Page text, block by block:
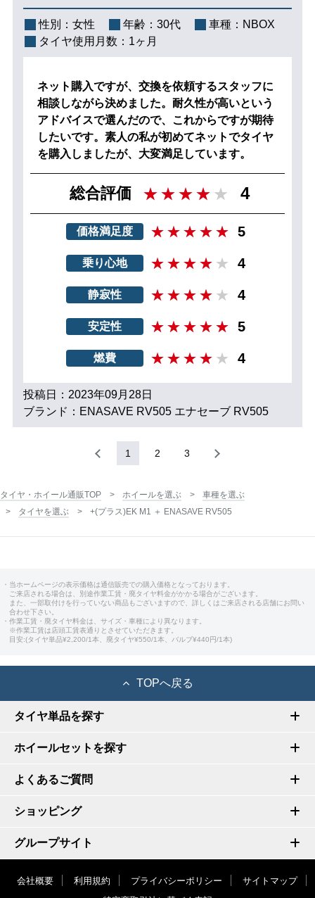
性別： 女性 年齢： 30代 車種： NBOX
タイヤ使用月数： 1ヶ月
ネット購入ですが、交換を依頼するスタッフに
相談しながら決めました。耐久性が高いという
アドバイスで選んだので、これからですが期待
したいです。素人の私が初めてネットでタイヤ
を購入しましたが、大変満足しています。
総合評価 4
価格満足度 5
乗り心地 4
静寂性 4
安定性 5
燃費 4
投稿日：2023年09月28日
ブランド：ENASAVE RV505 エナセーブ RV505
1 2 3
タイヤ・ホイール通販TOP ホイールを選ぶ
車種を選ぶ
タイヤを選ぶ
+(プラス)EK M1 ＋ ENASAVE RV505
・当ホームページの表示価格は通信販売での購入価格となっております。
ご来店される場合は、別途作業工賃・廃タイヤ料金がかかる場合がございます。
また、一部取付けを行っていない商品もございますので、詳しくはご来店される店舗にお問い
合わせ下さい。
・作業工賃・廃タイヤ料金は、サイズ・車種により異なります。
※作業工賃は店頭工賃表通りとさせていただきます。
目安:(タイヤ単品¥2,200/1本、廃タイヤ¥550/1本、バルブ¥440円/1本)
TOPへ戻る
タイヤ単品を探す
ホイールセットを探す
よくあるご質問
ショッピング
グループサイト
会社概要 利用規約 プライバシーポリシー
サイトマップ